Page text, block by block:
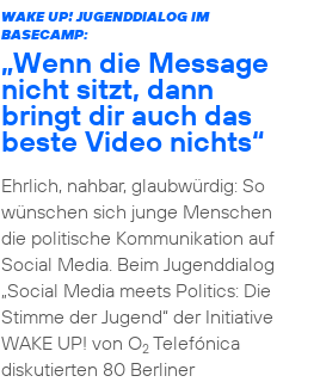
WAKE UP! JUGENDDIALOG IM
BASECAMP:
„Wenn die Message
nicht sitzt, dann
bringt dir auch das
beste Video nichts“
Ehrlich, nahbar, glaubwürdig: So
wünschen sich junge Menschen
die politische Kommunikation auf
Social Media. Beim Jugenddialog
„Social Media meets Politics: Die
Stimme der Jugend“ der Initiative
WAKE UP! von O2Telefónica
diskutierten 80 Berliner